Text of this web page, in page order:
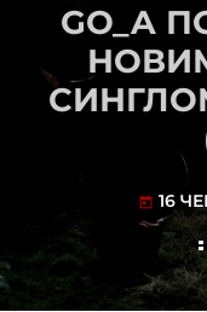
GO_A
today 16